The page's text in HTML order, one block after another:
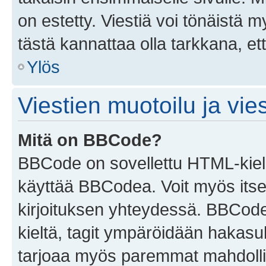
on estetty. Viestiä voi tönäistä
tästä kannattaa olla tarkkana,
Ylös
Viestien muotoilu ja
Mitä on BBCode?
BBCode on sovellettu HTML-
käyttää BBCodea. Voit myös
kirjoituksen yhteydessä.
kieltä, tagit ympäröidään
tarjoaa myös paremmat